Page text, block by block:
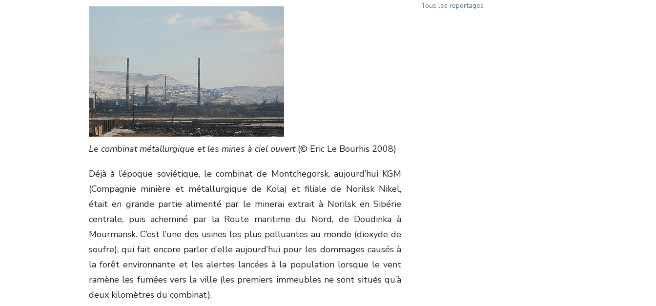
Le combinat métallurgique et les mines à ciel ouvert(© Eric Le Bourhis 2008)
Déjà à l’époque soviétique, le combinat de Montchegorsk, aujourd’hui KGM
(Compagnie minière et métallurgique de Kola) et filiale de Norilsk Nikel,
était en grande partie alimenté par le minerai extrait à Norilsk en Sibérie
centrale, puis acheminé par la Route maritime du Nord, de Doudinka à
Mourmansk. C’est l’une des usines les plus polluantes au monde (dioxyde de
soufre), qui fait encore parler d’elle aujourd’hui pour les dommages causés à
la forêt environnante et les alertes lancées à la population lorsque le vent
ramène les fumées vers la ville (les premiers immeubles ne sont situés qu’à
deux kilomètres du combinat).
Tous les reportages